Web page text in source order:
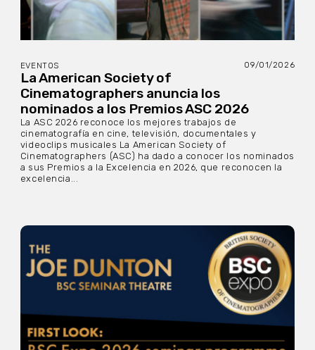
EVENTOS 09/01/2026
La American Society of
Cinematographers anuncia los
nominados a los Premios ASC 2026
La ASC 2026 reconoce los mejores trabajos de
cinematografía en cine, televisión, documentales y
videoclips musicales La American Society of
Cinematographers (ASC) ha dado a conocer los nominados
a sus Premios a la Excelencia en 2026, que reconocen la
excelencia...